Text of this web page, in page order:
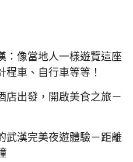
：像當地人一樣遊覽這座
車、自行車等等！
店出發，開啟美食之旅－
武漢完美夜遊體驗－距離